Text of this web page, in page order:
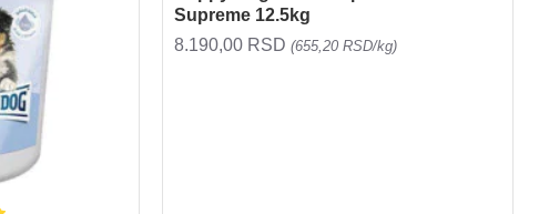
Supreme 12.5kg
8.190,00 RSD(655,20 RSD/kg)